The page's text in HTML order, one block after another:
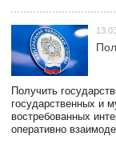
Получить
государственных и
востребованных
оперативно